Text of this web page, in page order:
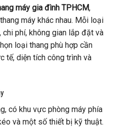
máy gia đình TPHCM,
máy khác nhau. Mỗi loại
phí, không gian lắp đặt và
loại thang phù hợp cần
tế, diện tích công trình và
có khu vực phòng máy phía
và một số thiết bị kỹ thuật.